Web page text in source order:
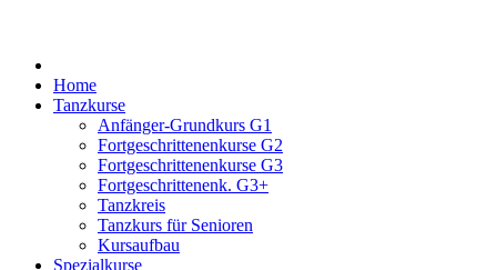
Home
Tanzkurse
Anfänger-Grundkurs G1
Fortgeschrittenenkurse G2
Fortgeschrittenenkurse G3
Fortgeschrittenenk. G3+
Tanzkreis
Tanzkurs für Senioren
Kursaufbau
Spezialkurse